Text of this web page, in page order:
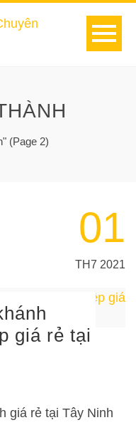
(Page 2)
01
TH7 2021
giá rẻ tại
giá rẻ tại Tây Ninh